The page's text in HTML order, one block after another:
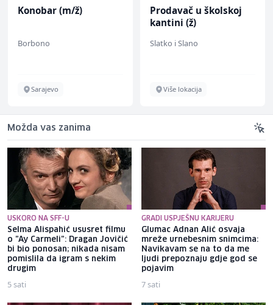
Konobar (m/ž)
Borbono
Sarajevo
Prodavač u školskoj
kantini (ž)
Slatko i Slano
Više lokacija
Možda vas zanima
USKORO NA SFF-U
Selma Alispahić ususret filmu
o "Ay Carmeli": Dragan Jovičić
bi bio ponosan; nikada nisam
pomislila da igram s nekim
drugim
5 sati
GRADI USPJEŠNU KARIJERU
Glumac Adnan Alić osvaja
mreže urnebesnim snimcima:
Navikavam se na to da me
ljudi prepoznaju gdje god se
pojavim
7 sati